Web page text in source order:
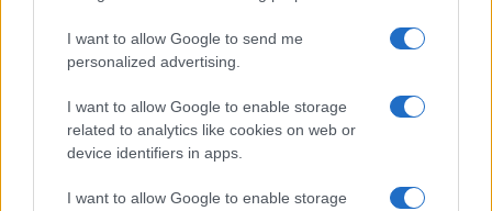
I want to allow Google to send me
personalized advertising.
I want to allow Google to enable storage
related to analytics like cookies on web or
device identifiers in apps.
I want to allow Google to enable storage
Τραγικό ρεκόρ, ο χειρότερος μήνας
απωλειών αμάχων από το 2022 στον